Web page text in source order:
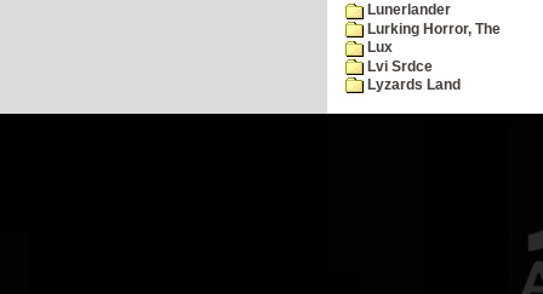
Lunerlander
Lurking Horror, The
Lux
Lvi Srdce
Lyzards Land